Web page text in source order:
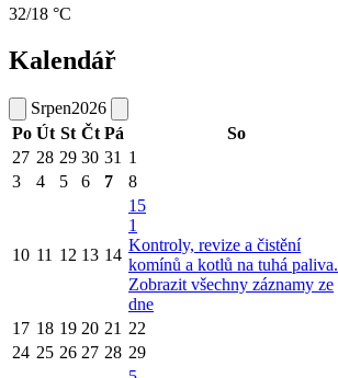
32/18 °C
Kalendář
Srpen2026
Po Út St Čt Pá So
27 28 29 30 31 1
3
4 5 6 7 8
10 11 12 13 14
15
1
Kontroly, revize a čistění
komínů a kotlů na tuhá paliva.
Zobrazit všechny záznamy ze
dne
17 18 19 20 21 22
24 25 26 27 28 29